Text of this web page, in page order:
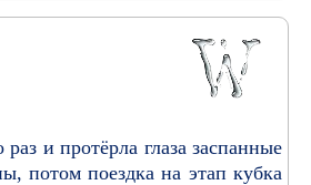
и протёрла глаза заспанные
потом поездка на этап кубка